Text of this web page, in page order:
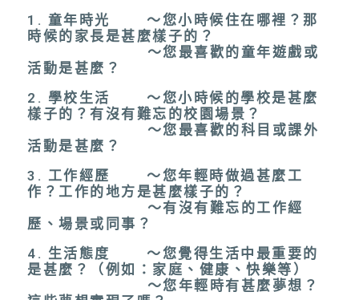
1. 童年時光 ～您小時候住在哪裡？那
時候的家長是甚麼樣子的？
～您最喜歡的童年遊戲或
活動是甚麼？
2. 學校生活 ～您小時候的學校是甚麼
樣子的？有沒有難忘的校園場景？
～您最喜歡的科目或課外
活動是甚麼？
3. 工作經歷 ～您年輕時做過甚麼工
作？工作的地方是甚麼樣子的？
～有沒有難忘的工作經
歷、場景或同事？
4. 生活態度 ～您覺得生活中最重要的
是甚麼？（例如：家庭、健康、快樂等）
～您年輕時有甚麼夢想？